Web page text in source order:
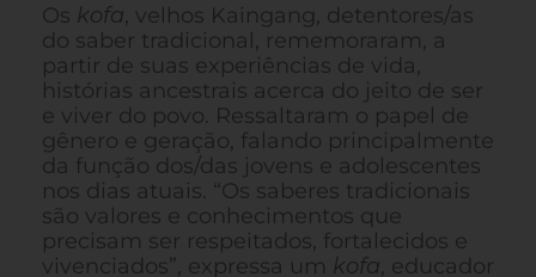
Os kofa, velhos Kaingang, detentores/as
do saber tradicional, rememoraram, a
partir de suas experiências de vida,
histórias ancestrais acerca do jeito de ser
e viver do povo. Ressaltaram o papel de
gênero e geração, falando principalmente
da função dos/das jovens e adolescentes
nos dias atuais. “Os saberes tradicionais
são valores e conhecimentos que
precisam ser respeitados, fortalecidos e
vivenciados”, expressa um kofa, educador